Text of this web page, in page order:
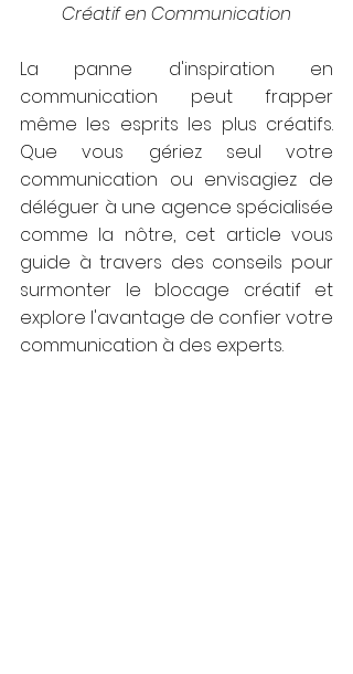
Créatif en Communication
La panne d'inspiration en
communication peut frapper
même les esprits les plus créatifs.
Que vous gériez seul votre
communication ou envisagiez de
déléguer à une agence spécialisée
comme la nôtre, cet article vous
guide à travers des conseils pour
surmonter le blocage créatif et
explore l'avantage de confier votre
communication à des experts.